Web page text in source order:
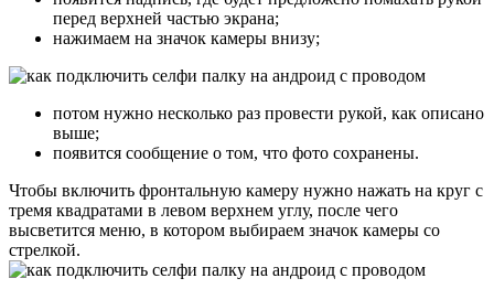
перед верхней частью экрана;
нажимаем на значок камеры внизу;
потом нужно несколько раз провести рукой, как описано
выше;
появится сообщение о том, что фото сохранены.
Чтобы включить фронтальную камеру нужно нажать на круг с
тремя квадратами в левом верхнем углу, после чего
высветится меню, в котором выбираем значок камеры со
стрелкой.